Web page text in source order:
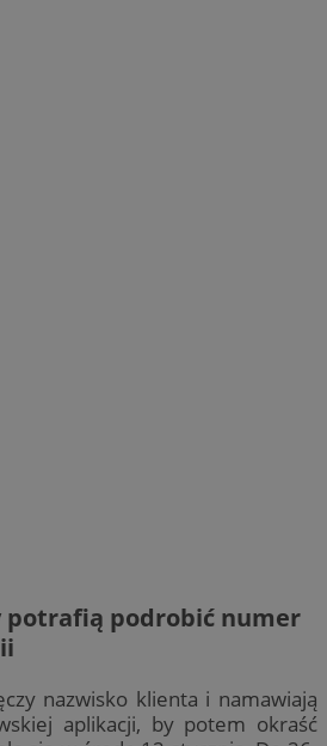
potrafią podrobić numer
nazwisko klienta i namawiają
aplikacji, by potem okraść